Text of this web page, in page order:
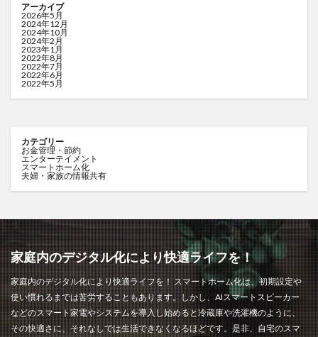
アーカイブ
2026年5月
2024年12月
2024年10月
2024年2月
2023年1月
2022年8月
2022年7月
2022年6月
2022年5月
カテゴリー
お金管理・節約
エンターテイメント
スマートホーム化
夫婦・家族の情報共有
家庭内のデジタル化により快適ライフを！
家庭内のデジタル化により快適ライフを！ スマートホーム化は、初期設定や
使い慣れるまでは苦労することもあります。しかし、AIスマートスピーカー
などのスマート家電やシステムを導入し始めると冷蔵庫や洗濯機のように、
その快適さに、それなしでは生活できなくなるほどです。是非、自宅のスマ